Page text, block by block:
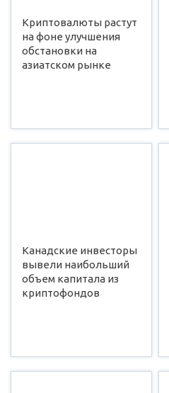
Криптовалюты растут
на фоне улучшения
обстановки на
азиатском рынке
Канадские инвесторы
вывели наибольший
объем капитала из
криптофондов